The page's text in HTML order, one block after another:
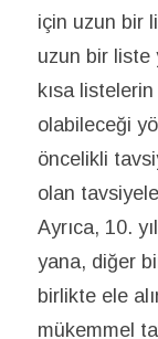
için uzun bir
uzun bir liste
kısa
olabileceği
öncelikli
olan
Ayrıca, 10.
yana, diğer
birlikte ele
mükemmel